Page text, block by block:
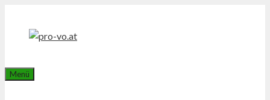
springen
Menü